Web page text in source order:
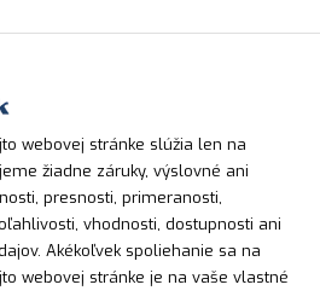
webovej stránke slúžia len na
žiadne záruky, výslovné ani
presnosti, primeranosti,
vhodnosti, dostupnosti ani
Akékoľvek spoliehanie sa na
webovej stránke je na vaše vlastné